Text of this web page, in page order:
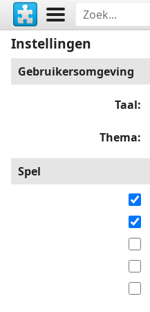
Instellingen
Gebruikersomgeving
Taal
Thema
Spel